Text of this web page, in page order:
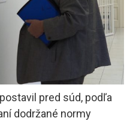
pred súd, podľa
dodržané normy